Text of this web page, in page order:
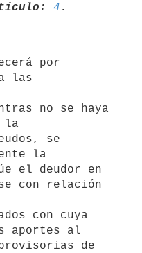
4
las
no se haya
la
se
la
el deudor en
con relación
con cuya
aportes al
de